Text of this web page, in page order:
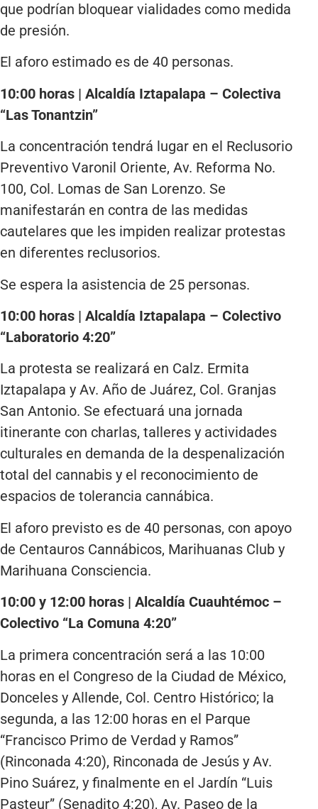
que podrían bloquear vialidades como medida
de presión.
El aforo estimado es de 40 personas.
10:00 horas | Alcaldía Iztapalapa – Colectiva
“Las Tonantzin”
La concentración tendrá lugar en el Reclusorio
Preventivo Varonil Oriente, Av. Reforma No.
100, Col. Lomas de San Lorenzo. Se
manifestarán en contra de las medidas
cautelares que les impiden realizar protestas
en diferentes reclusorios.
Se espera la asistencia de 25 personas.
10:00 horas | Alcaldía Iztapalapa – Colectivo
“Laboratorio 4:20”
La protesta se realizará en Calz. Ermita
Iztapalapa y Av. Año de Juárez, Col. Granjas
San Antonio. Se efectuará una jornada
itinerante con charlas, talleres y actividades
culturales en demanda de la despenalización
total del cannabis y el reconocimiento de
espacios de tolerancia cannábica.
El aforo previsto es de 40 personas, con apoyo
de Centauros Cannábicos, Marihuanas Club y
Marihuana Consciencia.
10:00 y 12:00 horas | Alcaldía Cuauhtémoc –
Colectivo “La Comuna 4:20”
La primera concentración será a las 10:00
horas en el Congreso de la Ciudad de México,
Donceles y Allende, Col. Centro Histórico; la
segunda, a las 12:00 horas en el Parque
“Francisco Primo de Verdad y Ramos”
(Rinconada 4:20), Rinconada de Jesús y Av.
Pino Suárez, y finalmente en el Jardín “Luis
Pasteur” (Senadito 4:20), Av. Paseo de la